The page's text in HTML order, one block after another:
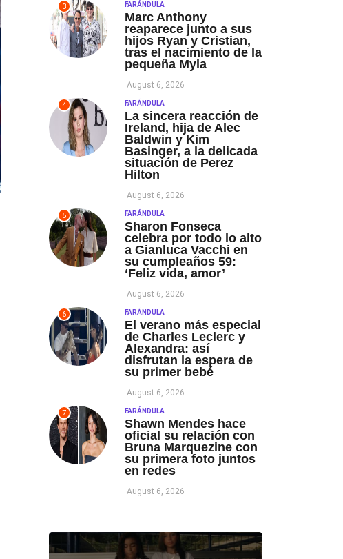
3 FARÁNDULA
Marc Anthony
reaparece junto a sus
hijos Ryan y Cristian,
tras el nacimiento de la
pequeña Myla
August 6, 2026
4 FARÁNDULA
La sincera reacción de
Ireland, hija de Alec
Baldwin y Kim
Basinger, a la delicada
situación de Perez
Hilton
August 6, 2026
5 FARÁNDULA
Sharon Fonseca
celebra por todo lo alto
a Gianluca Vacchi en
su cumpleaños 59:
‘Feliz vida, amor’
August 6, 2026
6 FARÁNDULA
El verano más especial
de Charles Leclerc y
Alexandra: así
disfrutan la espera de
su primer bebé
August 6, 2026
7 FARÁNDULA
Shawn Mendes hace
oficial su relación con
Bruna Marquezine con
su primera foto juntos
en redes
August 6, 2026